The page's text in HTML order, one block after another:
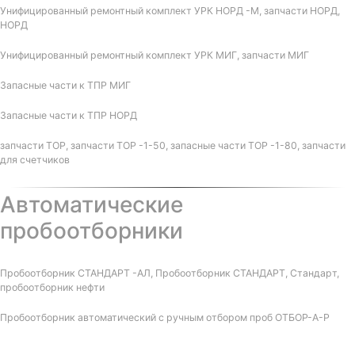
Унифицированный ремонтный комплект УРК НОРД -М, запчасти НОРД,
НОРД
Унифицированный ремонтный комплект УРК МИГ, запчасти МИГ
Запасные части к ТПР МИГ
Запасные части к ТПР НОРД
запчасти ТОР, запчасти ТОР -1-50, запасные части ТОР -1-80, запчасти
для счетчиков
Автоматические
пробоотборники
Пробоотборник СТАНДАРТ -АЛ, Пробоотборник СТАНДАРТ, Стандарт,
пробоотборник нефти
Пробоотборник автоматический с ручным отбором проб ОТБОР-А-Р